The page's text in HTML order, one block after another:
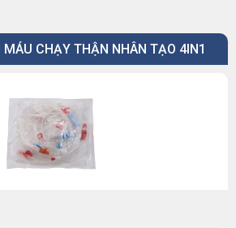
MÁU CHẠY THẬN NHÂN TẠO 4IN1